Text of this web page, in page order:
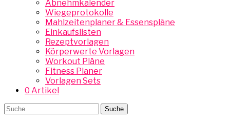
Abnehmkalender
Wiegeprotokolle
Mahlzeitenplaner & Essenspläne
Einkaufslisten
Rezeptvorlagen
Körperwerte Vorlagen
Workout Pläne
Fitness Planer
Vorlagen Sets
0 Artikel